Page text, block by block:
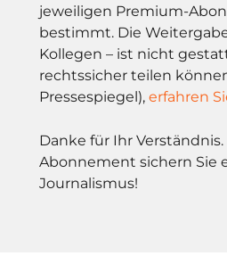
jeweiligen Premium-
bestimmt. Die
Kollegen – ist nicht
rechtssicher teilen
Pressespiegel), erfahren
Danke für Ihr
Abonnement sichern Sie
Journalismus!